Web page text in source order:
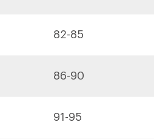
82-85
86-90
91-95